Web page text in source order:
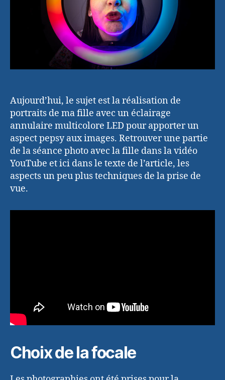
Aujourd’hui, le sujet est la réalisation de
portraits de ma fille avec un éclairage
annulaire multicolore LED pour apporter un
aspect pepsy aux images. Retrouver une partie
de la séance photo avec la fille dans la vidéo
YouTube et ici dans le texte de l’article, les
aspects un peu plus techniques de la prise de
vue.
Choix de la focale